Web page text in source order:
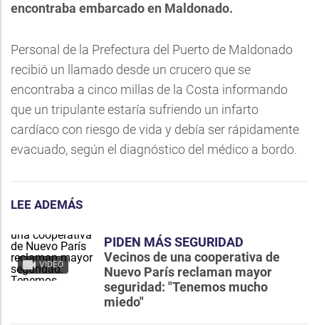
encontraba embarcado en Maldonado.
Personal de la Prefectura del Puerto de Maldonado
recibió un llamado desde un crucero que se
encontraba a cinco millas de la Costa informando
que un tripulante estaría sufriendo un infarto
cardíaco con riesgo de vida y debía ser rápidamente
evacuado, según el diagnóstico del médico a bordo.
LEE ADEMÁS
VIDEO
PIDEN MÁS SEGURIDAD
Vecinos de una cooperativa de
Nuevo París reclaman mayor
seguridad: "Tenemos mucho
miedo"